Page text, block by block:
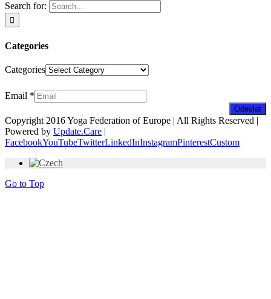
Search for:
Categories
Categories
Email *
Odeslat
Copyright 2016 Yoga Federation of Europe | All Rights Reserved |
Powered by Update.Care |
FacebookYouTubeTwitterLinkedInInstagramPinterestCustom
Go to Top